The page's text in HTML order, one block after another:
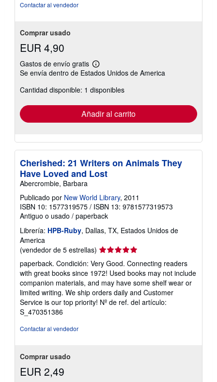
Contactar al vendedor
Comprar usado
EUR 4,90
Gastos de envío gratis
Más
información
las
tarifas
envío
Se envía dentro de Estados Unidos de America
Cantidad disponible: 1 disponibles
Añadir al carrito
Cherished: 21 Writers on Animals They
Have Loved and Lost
Abercrombie, Barbara
Publicado por New World Library, 2011
ISBN 10: 1577319575 / ISBN 13: 9781577319573
Antiguo o usado / paperback
Librería: HPB-Ruby, Dallas, TX, Estados Unidos de
America
(vendedor de 5 estrellas) Calificación
del
vendedor:
5
de
5
estrellas
paperback. Condición: Very Good. Connecting readers
with great books since 1972! Used books may not include
companion materials, and may have some shelf wear or
limited writing. We ship orders daily and Customer
Service is our top priority! Nº de ref. del artículo:
S_470351386
Contactar al vendedor
Comprar usado
EUR 2,49